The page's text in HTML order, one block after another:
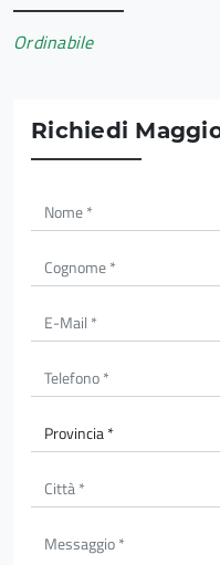
Ordinabile
Richiedi